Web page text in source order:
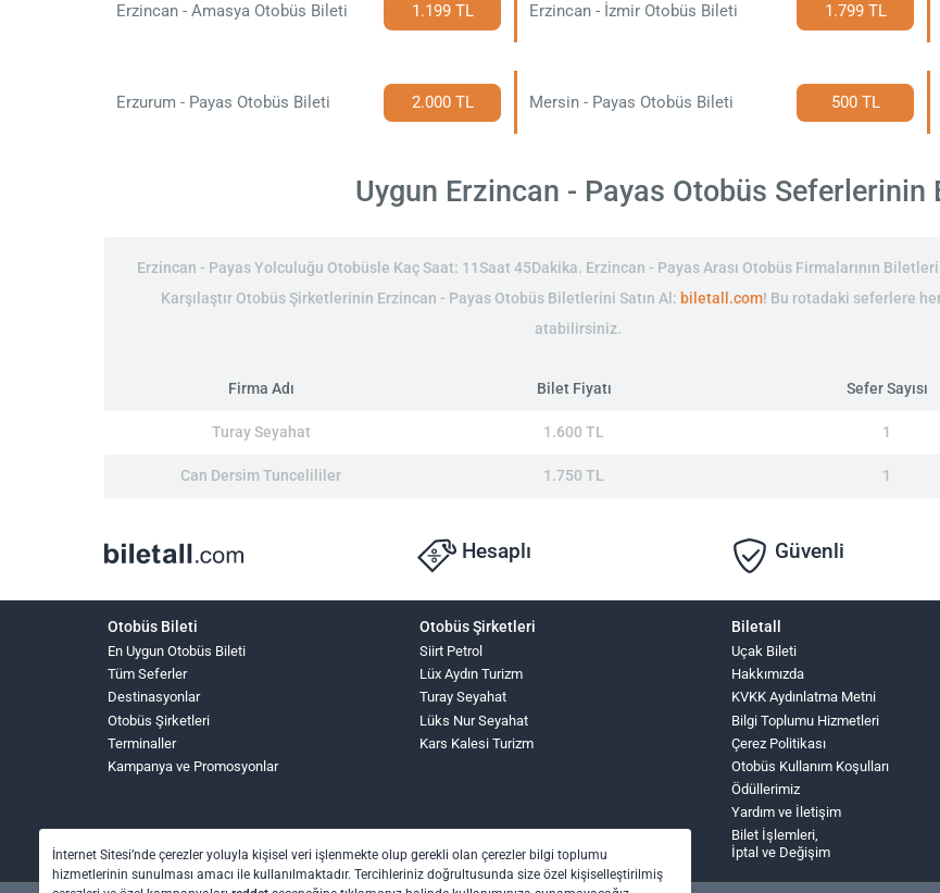
Erzincan - Amasya Otobüs Bileti 1.199 TL Erzincan - İzmir Otobüs Bileti 1.799 TL
Erzurum - Payas Otobüs Bileti 2.000 TL Mersin - Payas Otobüs Bileti 500 TL
Uygun Erzincan - Payas Otobüs Seferlerinin
Erzincan - Payas Yolculuğu Otobüsle Kaç Saat: 11Saat 45Dakika. Erzincan - Payas Arası Otobüs Firmalarının
Karşılaştır Otobüs Şirketlerinin Erzincan - Payas Otobüs Biletlerini Satın Al: biletall.com! Bu rotadaki seferlere
atabilirsiniz.
Firma Adı Bilet Fiyatı Sefer Sayısı
Turay Seyahat 1.600 TL 1
Can Dersim Tuncelililer 1.750 TL 1
Hesaplı Güvenli
Otobüs Bileti
En Uygun Otobüs Bileti
Tüm Seferler
Destinasyonlar
Otobüs Şirketleri
Terminaller
Kampanya ve Promosyonlar
Otobüs Şirketleri
Siirt Petrol
Lüx Aydın Turizm
Turay Seyahat
Lüks Nur Seyahat
Kars Kalesi Turizm
Biletall
Uçak Bileti
Hakkımızda
KVKK Aydınlatma Metni
Bilgi Toplumu Hizmetleri
Çerez Politikası
Otobüs Kullanım Koşulları
Ödüllerimiz
Yardım ve İletişim
Bilet İşlemleri,
İptal ve Değişim
İnternet Sitesi’nde çerezler yoluyla kişisel veri işlenmekte olup gerekli olan çerezler bilgi toplumu
hizmetlerinin sunulması amacı ile kullanılmaktadır. Tercihleriniz doğrultusunda size özel kişiselleştirilmiş